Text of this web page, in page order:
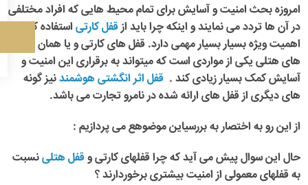
امروزه بحث امنیت و آسایش برای تمام محیط هایی که افراد مختلفی
در آن ها تردد می نمایند و اینکه چرا باید ازقفل کارتی استفاده کرد
اهمیت ویژه بسیار بسیار مهمی دارد. قفل های کارتی و یا همان قفل
های هتلی یکی از مواردی است که میتواند به برقراری این امنیت و
آسایش کمک بسیار زیادی کند . قفل اثر انگشتی هوشمندنیز گونه
های دیگری از قفل های ارائه شده در نامرو تجارت می باشد.
از این رو به اختصار به بررسیاین موضوهع می پردازیم :
حال این سوال پیش می آید که چراقفلهای کارتی وقفل هتلینسبت
به قفلهای معمولی از امنیت بیشتری برخوردارند ؟